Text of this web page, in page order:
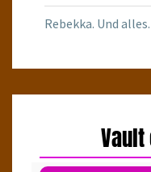
Rebekka. Und alles.
Vault